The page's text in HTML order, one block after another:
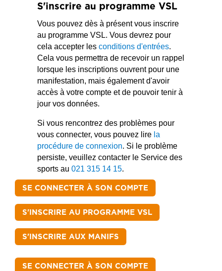
S'inscrire au programme VSL
Vous pouvez dès à présent vous inscrire
au programme VSL. Vous devrez pour
cela accepter les conditions d'entrées.
Cela vous permettra de recevoir un rappel
lorsque les inscriptions ouvrent pour une
manifestation, mais également d'avoir
accès à votre compte et de pouvoir tenir à
jour vos données.
Si vous rencontrez des problèmes pour
vous connecter, vous pouvez lire la
procédure de connexion. Si le problème
persiste, veuillez contacter le Service des
sports au 021 315 14 15.
SE CONNECTER À SON COMPTE
S'INSCRIRE AU PROGRAMME VSL
S'INSCRIRE AUX MANIFS
SE CONNECTER À SON COMPTE